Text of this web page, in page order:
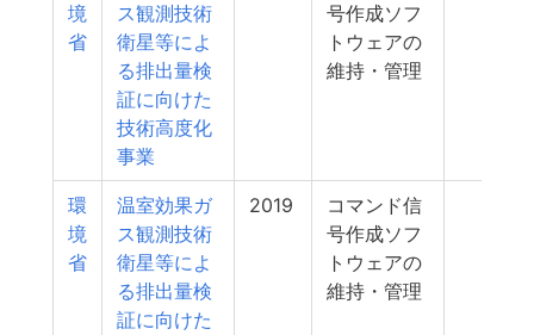
境
省
ス観測技術
衛星等によ
る排出量検
証に向けた
技術高度化
事業
号作成ソフ
トウェアの
維持・管理
環
境
省
温室効果ガ
ス観測技術
衛星等によ
る排出量検
証に向けた
2019
コマンド信
号作成ソフ
トウェアの
維持・管理